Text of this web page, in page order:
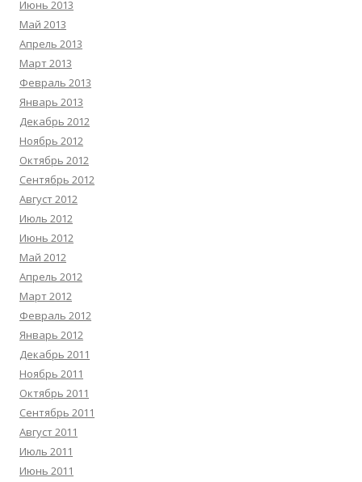
Июнь 2013
Май 2013
Апрель 2013
Март 2013
Февраль 2013
Январь 2013
Декабрь 2012
Ноябрь 2012
Октябрь 2012
Сентябрь 2012
Август 2012
Июль 2012
Июнь 2012
Май 2012
Апрель 2012
Март 2012
Февраль 2012
Январь 2012
Декабрь 2011
Ноябрь 2011
Октябрь 2011
Сентябрь 2011
Август 2011
Июль 2011
Июнь 2011